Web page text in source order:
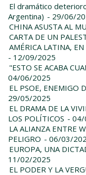
El dramático
Argentina) - 29/06/
CHINA ASUSTA AL
CARTA DE UN
AMÉRICA LATINA,
- 12/09/2025
"ESTO SE ACABA
04/06/2025
EL PSOE, ENEMIGO
29/05/2025
EL DRAMA DE LA
LOS POLÍTICOS -
LA ALIANZA ENTRE
PELIGRO - 06/03/
EUROPA, UNA
11/02/2025
EL PODER Y LA